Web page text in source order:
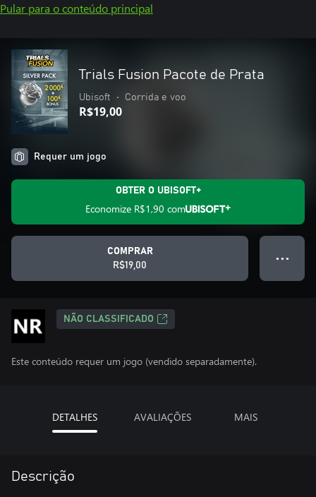
Pular para o conteúdo principal
Trials Fusion Pacote de Prata
Ubisoft • Corrida e voo
R$19,00
Requer um jogo
OBTER O UBISOFT+
Economize R$1,90 com
COMPRAR
R$19,00
● ● ●
NÃO CLASSIFICADO
Este conteúdo requer um jogo (vendido separadamente).
DETALHES AVALIAÇÕES MAIS
Descrição